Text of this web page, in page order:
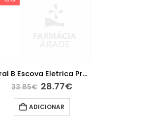
Oral B Escova Eletrica ProKids3+ LionKing Edicao Especial
33.85€ 28.77€
ADICIONAR